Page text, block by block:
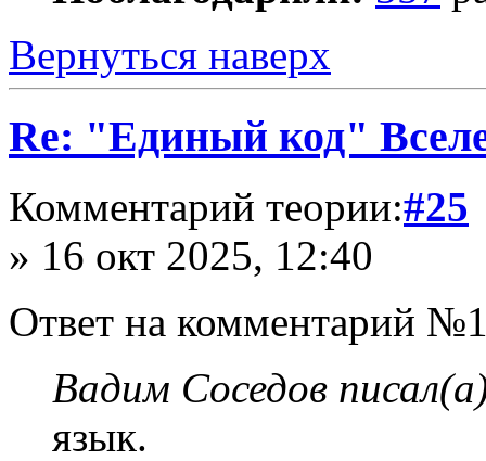
Вернуться наверх
Re: "Единый код"
Комментарий теории:#25
» 16 окт 2025, 12:40
Ответ на комментарий
Вадим Соседов
язык.